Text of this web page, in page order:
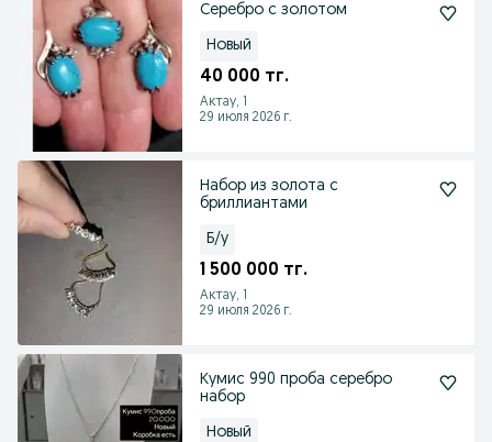
Серебро с золотом
Новый
40 000 тг.
Актау, 1
29 июля 2026 г.
Набор из золота с
бриллиантами
Б/у
1 500 000 тг.
Актау, 1
29 июля 2026 г.
Кумис 990 проба серебро
набор
Новый